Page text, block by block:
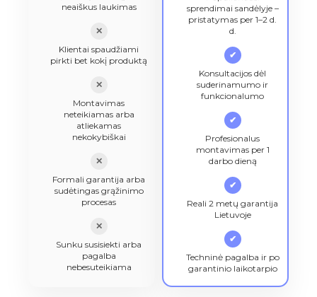
neaiškus laukimas
✕
Klientai spaudžiami
pirkti bet kokį produktą
✕
Montavimas
neteikiamas arba
atliekamas
nekokybiškai
✕
Formali garantija arba
sudėtingas grąžinimo
procesas
✕
Sunku susisiekti arba
pagalba
nebesuteikiama
sprendimai sandėlyje –
pristatymas per 1–2 d.
d.
✔
Konsultacijos dėl
suderinamumo ir
funkcionalumo
✔
Profesionalus
montavimas per 1
darbo dieną
✔
Reali 2 metų garantija
Lietuvoje
✔
Techninė pagalba ir po
garantinio laikotarpio